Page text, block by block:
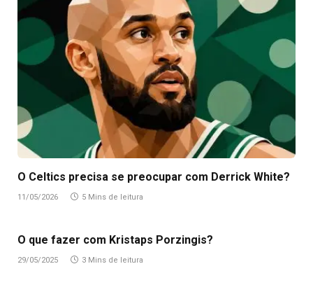
O Celtics precisa se preocupar com Derrick White?
11/05/2026 5 Mins de leitura
O que fazer com Kristaps Porzingis?
29/05/2025 3 Mins de leitura